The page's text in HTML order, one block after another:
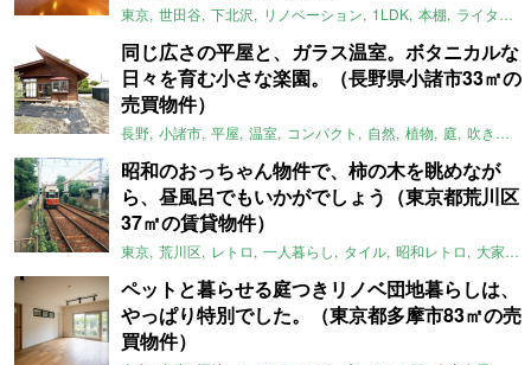
東京 世田谷 下北沢 リノベーション 1LDK 本棚 ライター：ほしりょうこ
同じ広さの平屋と、ガラス温室。ボタニカルな
日々を育む小さな楽園。（長野県小諸市33㎡の
売買物件）
長野 小諸市 平屋 温室 コンパクト 自然 植物 庭 吹き抜け
昭和のおっちゃん物件で、柿の木を眺めなが
ら、昼風呂でもいかがでしょう（東京都荒川区
37㎡の賃貸物件）
東京 荒川区 レトロ 一人暮らし タイル 昭和レトロ 大家女子
ペットと暮らせる庭つきリノベ団地暮らしは、
やっぱり特別でした。（東京都多摩市83㎡の売
買物件）